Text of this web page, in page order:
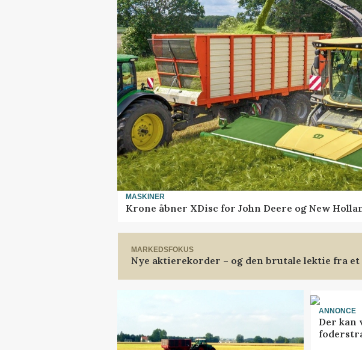
MASKINER
Krone åbner XDisc for John Deere og New
MARKEDSFOKUS
Nye aktierekorder – og den brutale lektie fra
ANNONCE
Der kan